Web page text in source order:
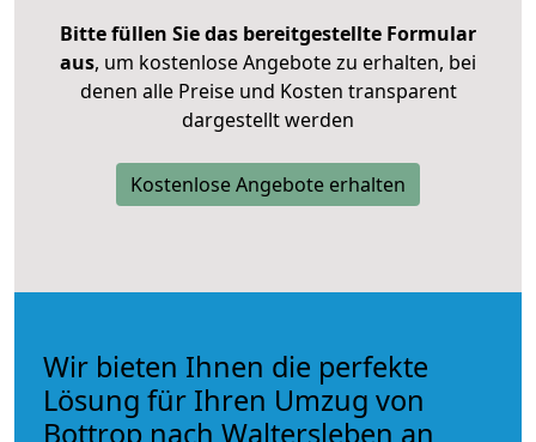
Bitte füllen Sie das bereitgestellte Formular
aus, um kostenlose Angebote zu erhalten, bei
denen alle Preise und Kosten transparent
dargestellt werden
Kostenlose Angebote erhalten
Wir bieten Ihnen die perfekte
Lösung für Ihren Umzug von
Bottrop nach Waltersleben an